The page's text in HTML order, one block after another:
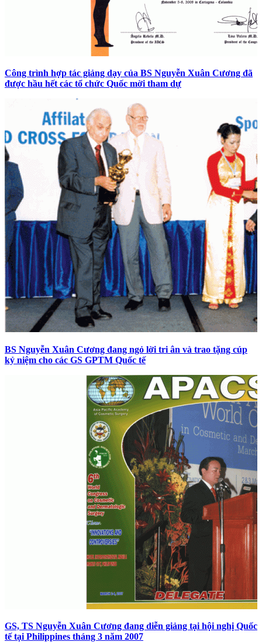
Công trình hợp tác giảng dạy của BS Nguyễn Xuân Cương đã
được hầu hết các tổ chức Quốc mời tham dự
BS Nguyễn Xuân Cương đang ngỏ lời tri ân và trao tặng cúp
kỷ niệm cho các GS GPTM Quốc tế
GS, TS Nguyễn Xuân Cương đang diễn giảng tại hội nghị Quốc
tế tại Philippines tháng 3 năm 2007